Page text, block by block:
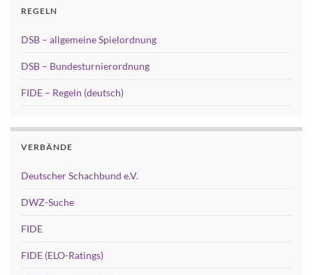
REGELN
DSB – allgemeine Spielordnung
DSB – Bundesturnierordnung
FIDE – Regeln (deutsch)
VERBÄNDE
Deutscher Schachbund e.V.
DWZ-Suche
FIDE
FIDE (ELO-Ratings)